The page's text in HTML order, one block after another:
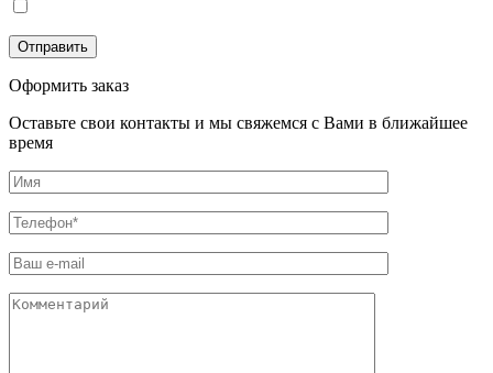
Оформить заказ
Оставьте свои контакты и мы свяжемся с Вами в ближайшее
время